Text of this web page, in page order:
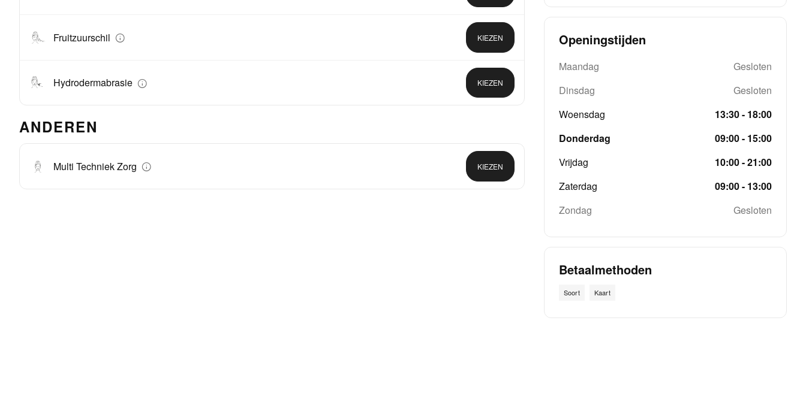
Fruitzuurschil KIEZEN
Hydrodermabrasie KIEZEN
ANDEREN
Multi Techniek Zorg KIEZEN
Openingstijden
Maandag
Gesloten
Dinsdag
Gesloten
Woensdag
13:30 - 18:00
Donderdag
09:00 - 15:00
Vrijdag
10:00 - 21:00
Zaterdag
09:00 - 13:00
Zondag
Gesloten
Betaalmethoden
Soort Kaart